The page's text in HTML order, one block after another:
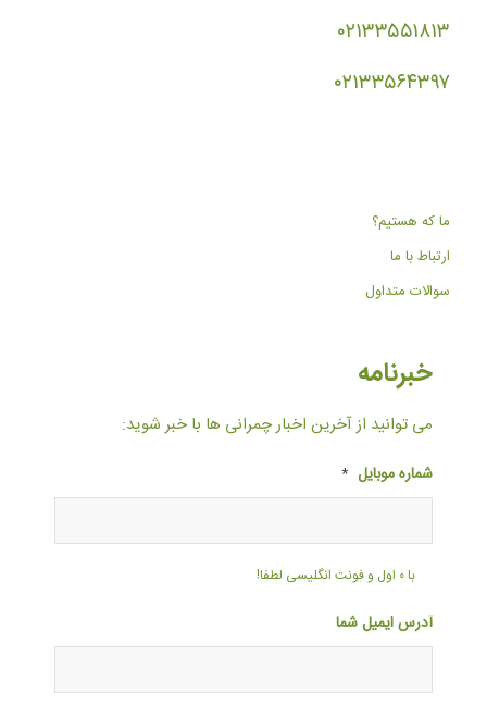
۰۲۱۳۳۵۵۱۸۱۳
۰۲۱۳۳۵۶۴۳۹۷
ما که هستیم؟
ارتباط با ما
سوالات متداول
خبرنامه
می توانید از آخرین اخبار چمرانی ها با خبر شوید:
شماره موبایل *
با ۰ اول و فونت انگلیسی لطفا!
آدرس ایمیل شما